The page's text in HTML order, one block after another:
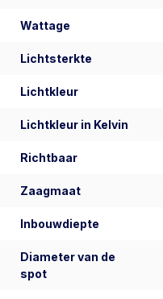
Wattage
Lichtsterkte
Lichtkleur
Lichtkleur in Kelvin
Richtbaar
Zaagmaat
Inbouwdiepte
Diameter van de
spot